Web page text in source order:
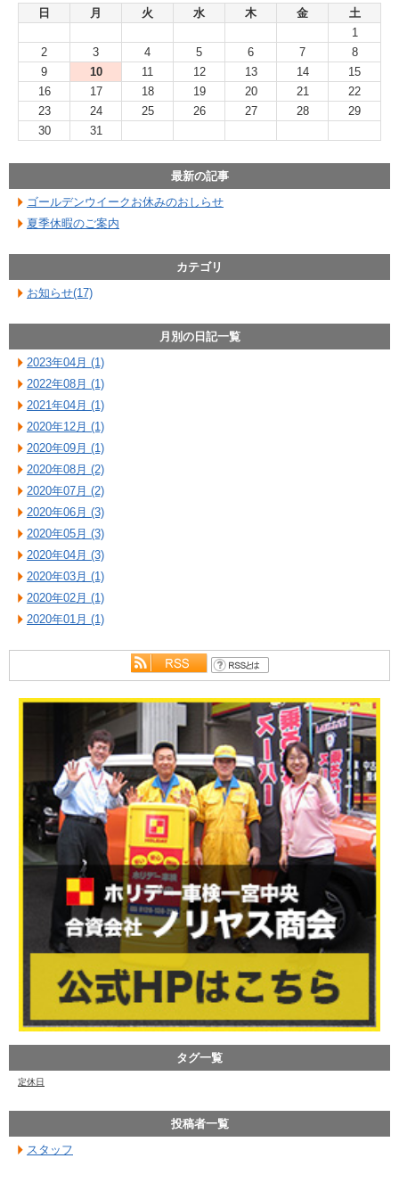
日
月 火 水 木 金
土
1
2
3 4 5 6 7
8
9
10 11 12 13 14
15
16
17 18 19 20 21
22
23
24 25 26 27 28
29
30
31
最新の記事
ゴールデンウイークお休みのおしらせ
夏季休暇のご案内
カテゴリ
お知らせ(17)
月別の日記一覧
2023年04月 (1)
2022年08月 (1)
2021年04月 (1)
2020年12月 (1)
2020年09月 (1)
2020年08月 (2)
2020年07月 (2)
2020年06月 (3)
2020年05月 (3)
2020年04月 (3)
2020年03月 (1)
2020年02月 (1)
2020年01月 (1)
タグ一覧
定休日
投稿者一覧
スタッフ